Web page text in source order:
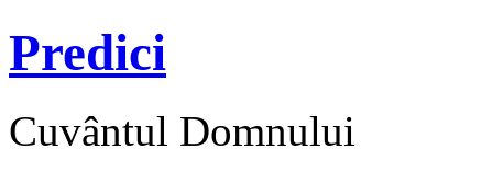
Predici
Cuvântul Domnului